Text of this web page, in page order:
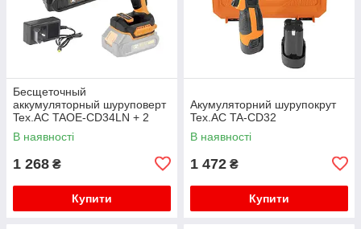
Бесщеточный
аккумуляторный шуруповерт
Tex.AC TAOE-CD34LN + 2
B205 + C1 (1 А)
В наявності
1 268 ₴
Купити
Акумуляторний шурупокрут
Tex.AC TA-CD32
В наявності
1 472 ₴
Купити